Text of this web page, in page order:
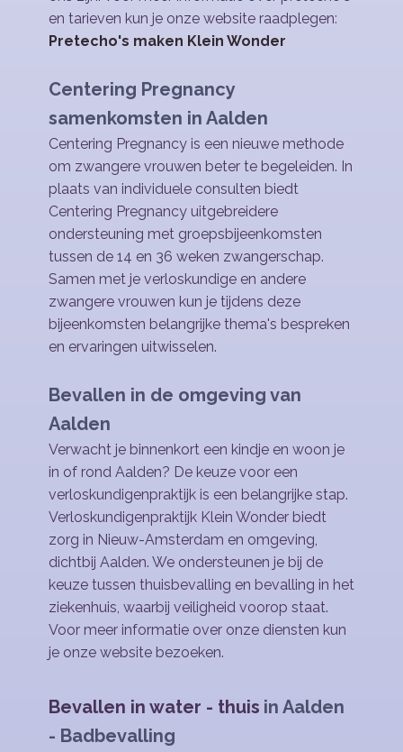
en tarieven kun je onze website raadplegen:
Pretecho's maken Klein Wonder
Centering Pregnancy
samenkomsten in ​Aalden
Centering Pregnancy is een nieuwe methode
om zwangere vrouwen beter te begeleiden. In
plaats van individuele consulten biedt
Centering Pregnancy uitgebreidere
ondersteuning met groepsbijeenkomsten
tussen de 14 en 36 weken zwangerschap.
Samen met je verloskundige en andere
zwangere vrouwen kun je tijdens deze
bijeenkomsten belangrijke thema's bespreken
en ervaringen uitwisselen.
Bevallen in de omgeving van ​
Aalden
Verwacht je binnenkort een kindje en woon je
in of rond Aalden? De keuze voor een
verloskundigenpraktijk is een belangrijke stap.
Verloskundigenpraktijk Klein Wonder biedt
zorg in Nieuw-Amsterdam en omgeving,
dichtbij Aalden. We ondersteunen je bij de
keuze tussen thuisbevalling en bevalling in het
ziekenhuis, waarbij veiligheid voorop staat.
Voor meer informatie over onze diensten kun
je onze website bezoeken.
Bevallen in water - thuis in ​Aalden
- Badbevalling